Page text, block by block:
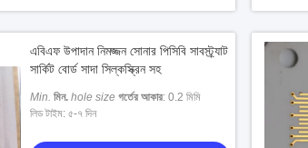
এবিএফ উপাদান নিমজ্জন সোনার পিসিবি সাবস্ট্র্যাট
সার্কিট বোর্ড সাদা সিল্কস্ক্রিন সহ
Min. মিন. hole size গর্তের আকার: 0.2 মিমি
লিড টাইম: ৫-৭ দিন